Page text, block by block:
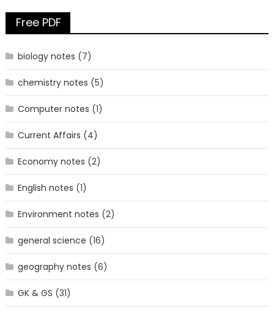
Free PDF
biology notes (7)
chemistry notes (5)
Computer notes (1)
Current Affairs (4)
Economy notes (2)
English notes (1)
Environment notes (2)
general science (16)
geography notes (6)
GK & GS (31)